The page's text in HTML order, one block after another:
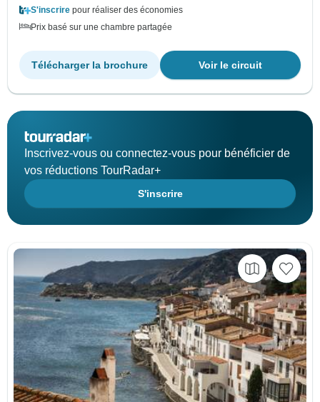
S'inscrire pour réaliser des économies
Prix basé sur une chambre partagée
Voir le circuit
Télécharger la brochure
Inscrivez-vous ou connectez-vous pour bénéficier de
vos réductions TourRadar+
S'inscrire